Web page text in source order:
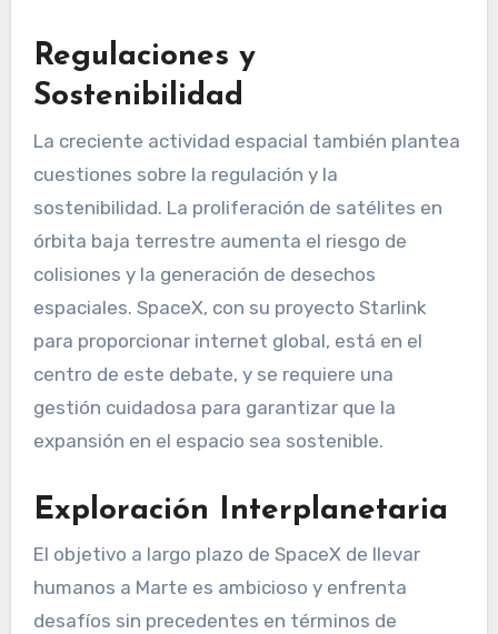
Regulaciones y
Sostenibilidad
La creciente actividad espacial también plantea
cuestiones sobre la regulación y la
sostenibilidad. La proliferación de satélites en
órbita baja terrestre aumenta el riesgo de
colisiones y la generación de desechos
espaciales. SpaceX, con su proyecto Starlink
para proporcionar internet global, está en el
centro de este debate, y se requiere una
gestión cuidadosa para garantizar que la
expansión en el espacio sea sostenible.
Exploración Interplanetaria
El objetivo a largo plazo de SpaceX de llevar
humanos a Marte es ambicioso y enfrenta
desafíos sin precedentes en términos de